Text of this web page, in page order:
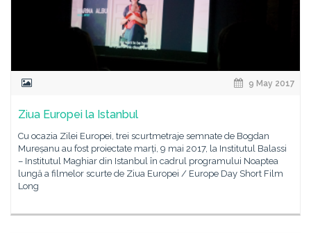
9 May 2017
Ziua Europei la Istanbul
Cu ocazia Zilei Europei, trei scurtmetraje semnate de Bogdan
Mureșanu au fost proiectate marți, 9 mai 2017, la Institutul Balassi
– Institutul Maghiar din Istanbul în cadrul programului Noaptea
lungă a filmelor scurte de Ziua Europei / Europe Day Short Film
Long